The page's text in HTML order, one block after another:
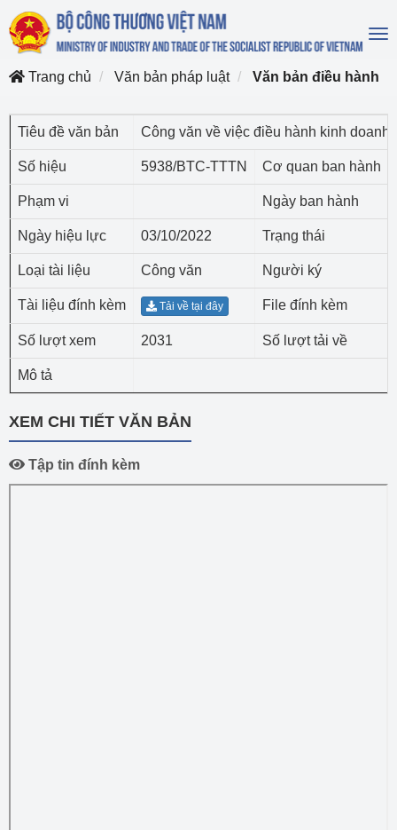
Trang chủ
Văn bản pháp luật Văn bản điều hành
Tiêu đề văn bản Công văn về việc điều hành kinh doanh
Số hiệu 5938/BTC-TTTN Cơ quan ban hành
Phạm vi Ngày ban hành
Ngày hiệu lực 03/10/2022 Trạng thái
Loại tài liệu Công văn Người ký
Tài liệu đính kèm Tải về tại đây File đính kèm
Số lượt xem 2031 Số lượt tải về
Mô tả
XEM CHI TIẾT VĂN BẢN
Tập tin đính kèm